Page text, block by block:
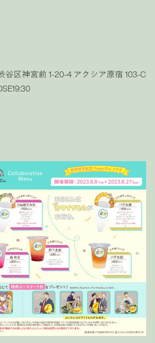
区神宮前 1-20-4 アクシア原宿 103-C